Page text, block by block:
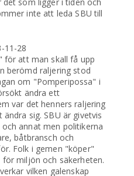
inte att leda SBU till
11-28
för att man skall få upp
berömd raljering stod
om "Pomperipossa" i
ändra ett
var det henners raljering
sig. SBU är givetvis
annat men politikerna
båtbransch och
Folk i gemen "köper"
miljön och säkerheten.
vilken galenskap